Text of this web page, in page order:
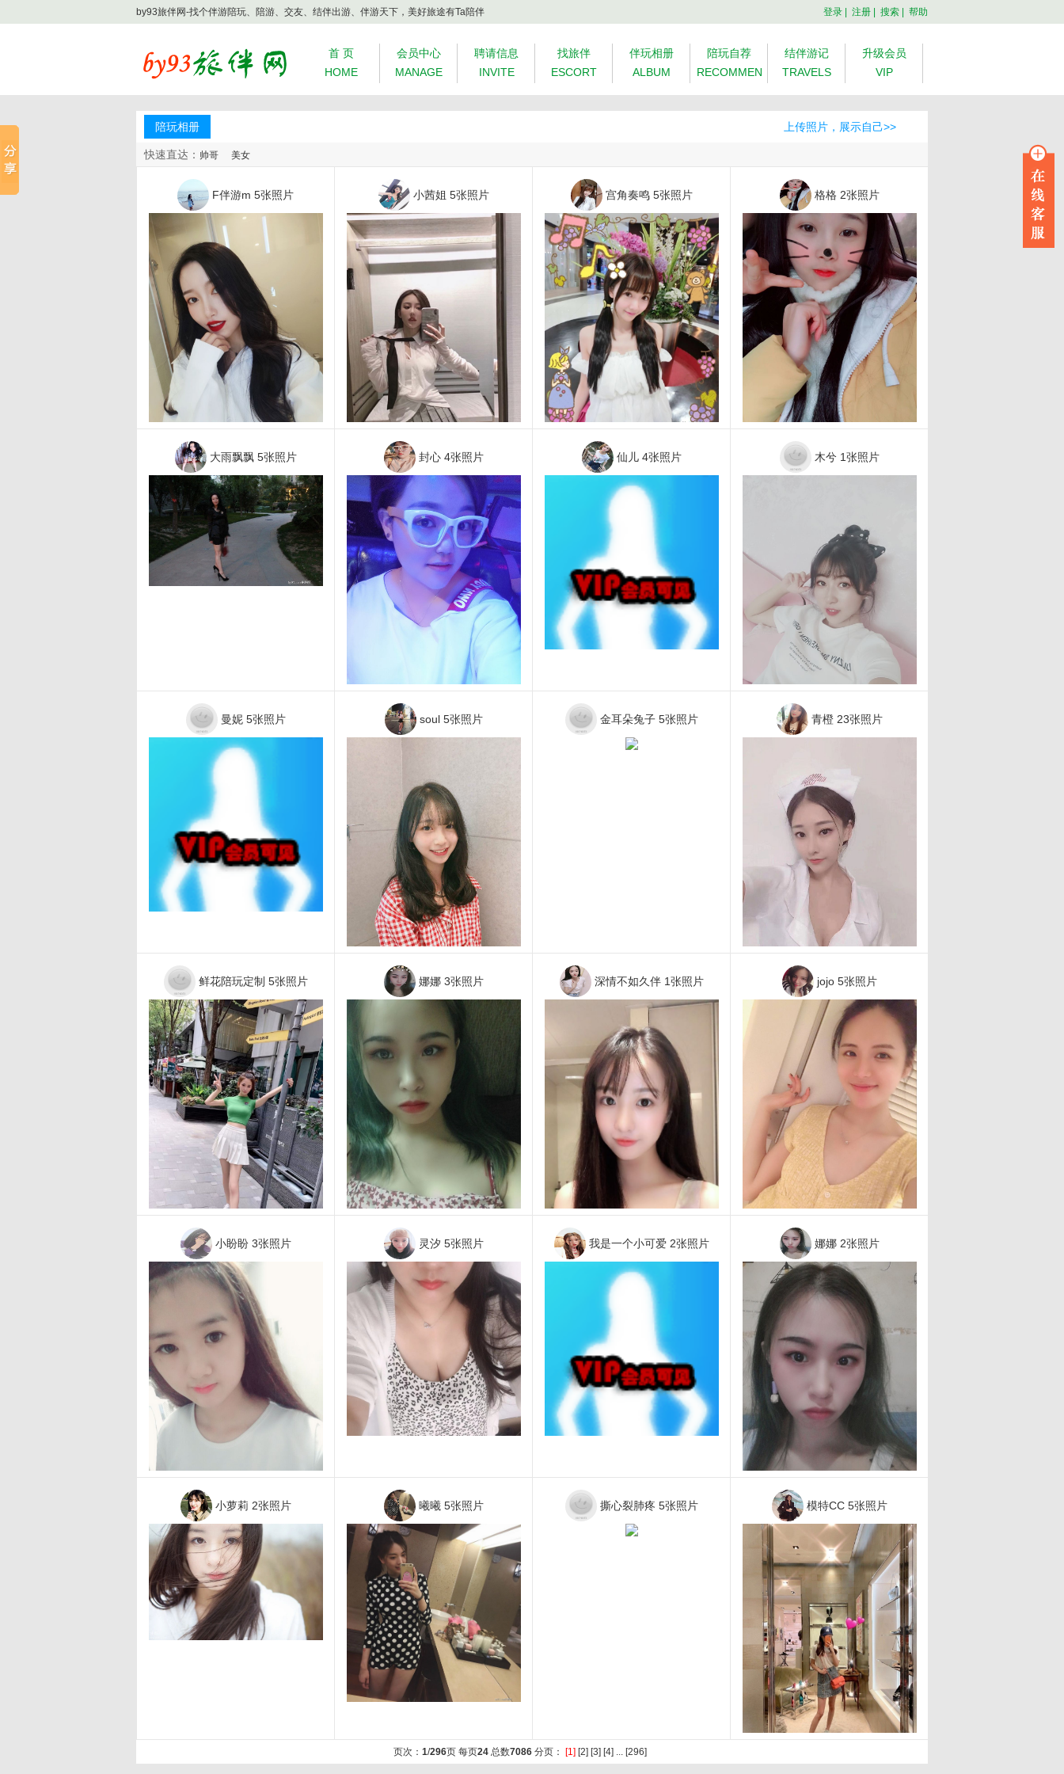
by93旅伴网-找个伴游陪玩、陪游、交友、结伴出游、伴游天下，美好旅途有Ta陪伴 登录 注册 搜索 帮助
首 页
HOME
会员中心
MANAGE
聘请信息
INVITE
找旅伴
ESCORT
伴玩相册
ALBUM
陪玩自荐
RECOMMEN
结伴游记
TRAVELS
升级会员
VIP
陪玩相册 上传照片，展示自己>>
快速直达： 帅哥 美女
F伴游m 5张照片 小茜姐 5张照片 宫角奏鸣5张照片 格格2张照片
大雨飘飘5张照片 封心4张照片 仙儿4张照片 木兮 1张照片
曼妮5张照片 soul5张照片 金耳朵兔子5张照片 青橙23张照片
鲜花陪玩定制 5张照片 娜娜3张照片 深情不如久伴1张照片 jojo5张照片
小盼盼3张照片 灵汐 5张照片 我是一个小可爱2张照片 娜娜2张照片
小萝莉 2张照片 曦曦5张照片 撕心裂肺疼 5张照片 模特CC5张照片
页次： 1/296页 每页24 总数7086 分页： [1] [2] [3] [4] ... [296]